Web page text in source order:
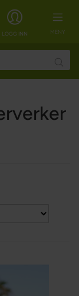
MENY
LOGG INN